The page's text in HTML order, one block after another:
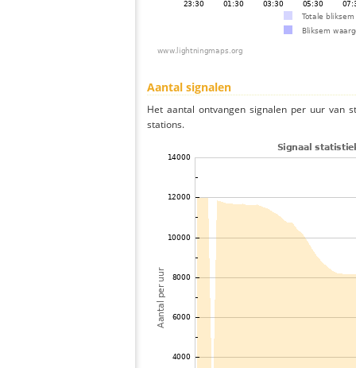
Aantal signalen
Het aantal ontvangen signalen per uur van
stations.